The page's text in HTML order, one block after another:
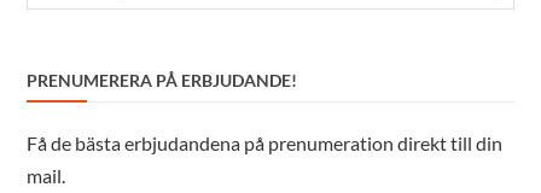
for:
PRENUMERERA PÅ ERBJUDANDE!
Få de bästa erbjudandena på prenumeration direkt till din
mail.